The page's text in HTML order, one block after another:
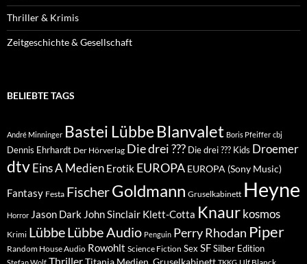
Thriller & Krimis
Zeitgeschichte & Gesellschaft
BELIEBTE TAGS
André Minninger Bastei Lübbe Blanvalet Boris Pfeiffer cbj
Dennis Ehrhardt Der Hörverlag Die drei ??? Die drei ??? Kids Droemer
dtvEins A Medien Erotik EUROPA EUROPA (Sony Music)
Fantasy Festa FischerGoldmann Gruselkabinett Heyne
Horror Jason Dark John Sinclair Klett-Cotta Knaur kosmos
Krimi LübbeLübbe Audio Penguin Perry Rhodan Piper
Random House Audio Rowohlt Science Fiction Sex SFSilber Edition
Stefan Wolf ThrillerTitania Medien, Gruselkabinett TKKG